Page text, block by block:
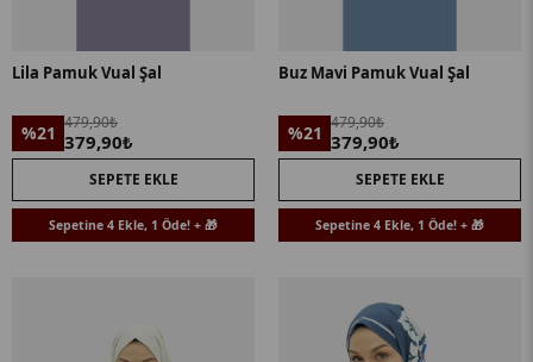
Lila Pamuk Vual Şal
%21 479,90₺
379,90₺
SEPETE EKLE
Sepetine 4 Ekle, 1 Öde! + 🎁
Buz Mavi Pamuk Vual Şal
%21 479,90₺
379,90₺
SEPETE EKLE
Sepetine 4 Ekle, 1 Öde! + 🎁